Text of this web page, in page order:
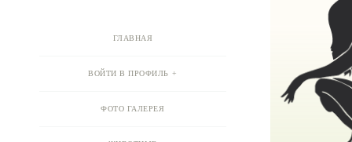
ГЛАВНАЯ
ВОЙТИ В ПРОФИЛЬ
ФОТО ГАЛЕРЕЯ